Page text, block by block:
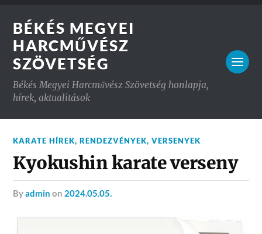
BÉKÉS MEGYEI
HARCMŰVÉSZ
SZÖVETSÉG
Békés Megyei Harcművész Szövetség honlapja,
hírek, aktualitások
KARATE HÍREK,RENDEZVÉNYEK,VERSENYEK
Kyokushin karate verseny
byadmin on 2024.05.05.